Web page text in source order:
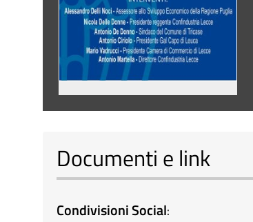
Documenti e link
Condivisioni Social: